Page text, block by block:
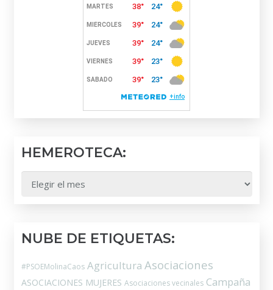
HEMEROTECA:
HEMEROTECA:
NUBE DE ETIQUETAS:
#PSOEMolinaCaos Agricultura Asociaciones
ASOCIACIONES MUJERES Asociaciones vecinales Campaña